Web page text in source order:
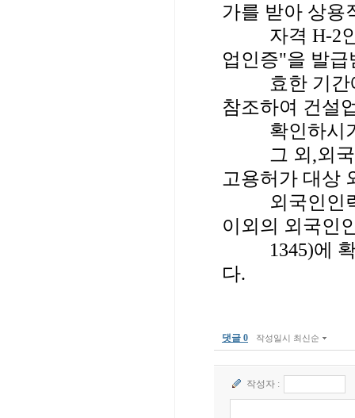
가를 받아 상용
자격 H-2인
업인증"을 발
효한 기간에
참조하여 건설
확인하시기
그 외,외국인
고용허가 대상
외국인인력
이외의 외국인
1345)에 확
다.
댓글 0 작성일시 최신순
작성자 :